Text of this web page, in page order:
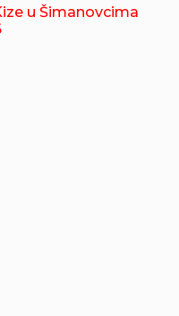
u Šimanovcima